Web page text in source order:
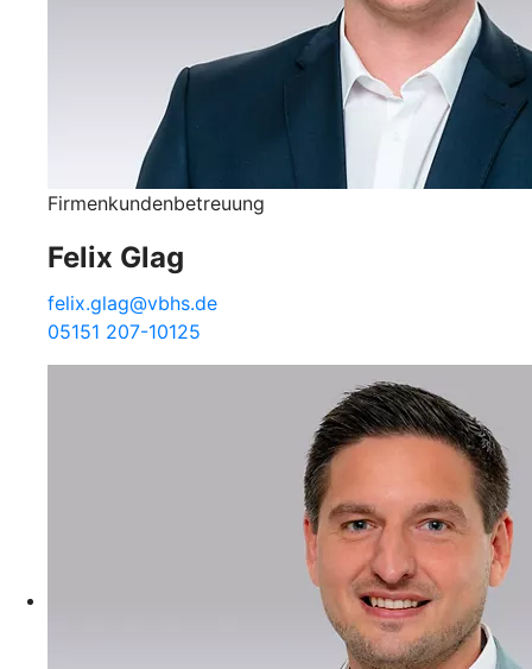
Firmenkundenbetreuung
Felix Glag
felix.glag@vbhs.de
05151 207-10125